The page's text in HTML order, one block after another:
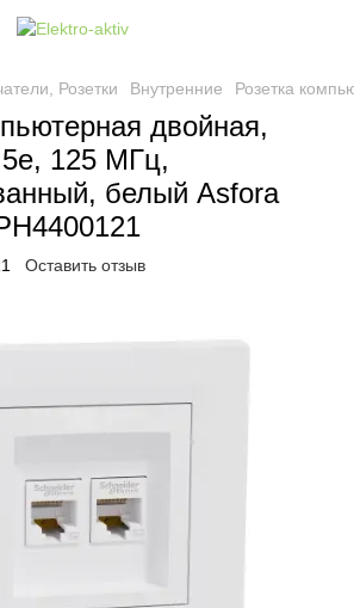
Розетки Внутренние Розетка
двойная,
5е, 125 МГц,
белый Asfora
Оставить отзыв